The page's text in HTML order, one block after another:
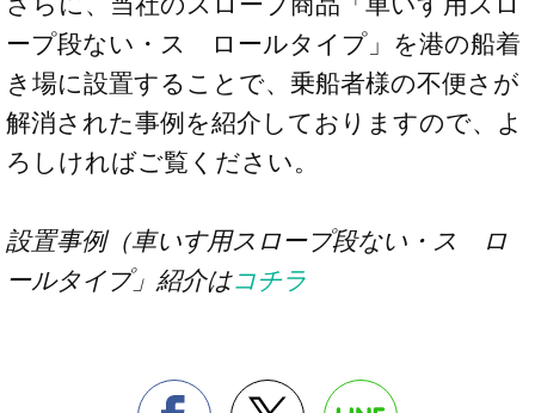
ープ段ない・ス ロールタイプ」を港の船着
き場に設置することで、乗船者様の不便さが
解消された事例を紹介しておりますので、よ
ろしければご覧ください。
設置事例（車いす用スロープ段ない・ス ロ
ールタイプ」紹介はコチラ